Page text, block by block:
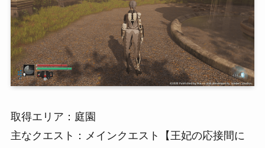
取得エリア：庭園
主なクエスト：メインクエスト【王妃の応接間に